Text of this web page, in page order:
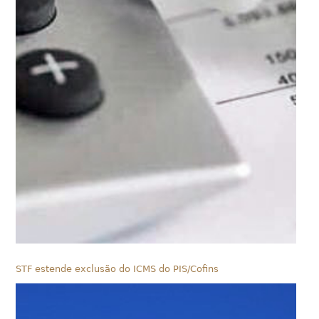
STF estende exclusão do ICMS do PIS/Cofins